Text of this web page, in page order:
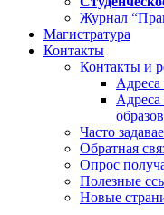
Журнал
Магистратура
Контакты
Контакты и
Адреса
Адреса
Часто
Обратная
Опрос
Полезные
Новые